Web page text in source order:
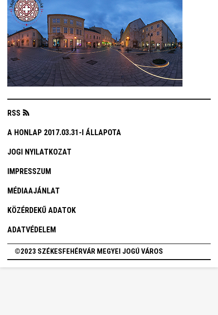
RSS
A HONLAP 2017.03.31-I ÁLLAPOTA
JOGI NYILATKOZAT
IMPRESSZUM
MÉDIAAJÁNLAT
KÖZÉRDEKŰ ADATOK
ADATVÉDELEM
©2023 SZÉKESFEHÉRVÁR MEGYEI JOGÚ VÁROS